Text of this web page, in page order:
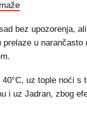
bez upozorenja,
u narančasto
uz tople noći s
i uz Jadran, zbog